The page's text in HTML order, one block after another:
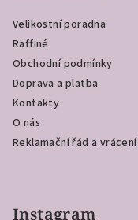
Velikostní poradna
Raffiné
Obchodní podmínky
Doprava a platba
Kontakty
O nás
Reklamační řád a vrácení
Instagram